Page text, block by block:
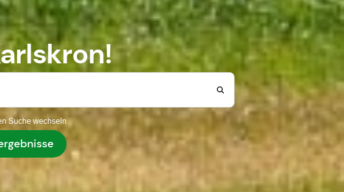
Suche wechseln